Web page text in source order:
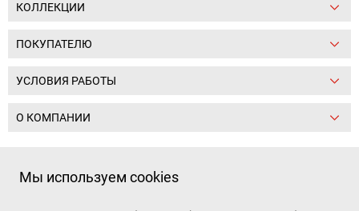
КОЛЛЕКЦИИ
ПОКУПАТЕЛЮ
УСЛОВИЯ РАБОТЫ
О КОМПАНИИ
Следите за нами:
Мы используем cookies